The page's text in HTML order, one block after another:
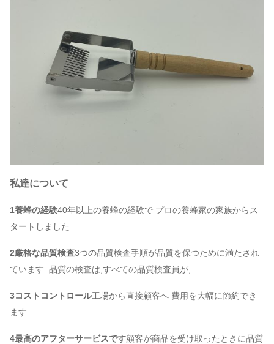
私達について
1養蜂の経験40年以上の養蜂の経験で プロの養蜂家の家族からス
タートしました
2厳格な品質検査3つの品質検査手順が品質を保つために満たされ
ています. 品質の検査は,すべての品質検査員が,
3コストコントロール工場から直接顧客へ 費用を大幅に節約でき
ます
4最高のアフターサービスです顧客が商品を受け取ったときに品質